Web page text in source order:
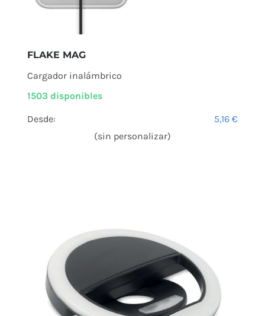
FLAKE MAG
Cargador inalámbrico
1503 disponibles
Desde: 5,16€
(sin personalizar)